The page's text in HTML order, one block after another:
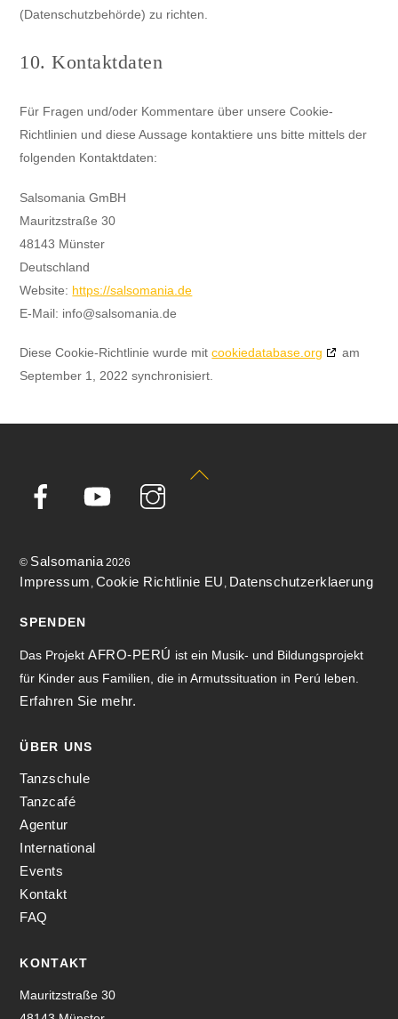
(Datenschutzbehörde) zu richten.
10. Kontaktdaten
Für Fragen und/oder Kommentare über unsere Cookie-
Richtlinien und diese Aussage kontaktiere uns bitte mittels der
folgenden Kontaktdaten:
Salsomania GmBH
Mauritzstraße 30
48143 Münster
Deutschland
Website: https://salsomania.de
E-Mail: info@salsomania.de
Diese Cookie-Richtlinie wurde mitcookiedatabase.org
am
September 1, 2022 synchronisiert.
Back
© Salsomania2026
Impressum , Cookie Richtlinie EU , Datenschutzerklaerung
SPENDEN
Das ProjektAFRO-PERÚ ist ein Musik- und Bildungsprojekt
für Kinder aus Familien, die in Armutssituation in Perú leben.
Erfahren Sie mehr.
ÜBER UNS
Tanzschule
Tanzcafé
Agentur
International
Events
Kontakt
FAQ
KONTAKT
Mauritzstraße 30